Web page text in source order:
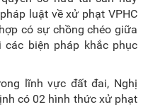
luật về xử phạt VPHC
có sự chồng chéo giữa
biện pháp khắc phục
lĩnh vực đất đai, Nghị
có 02 hình thức xử phạt